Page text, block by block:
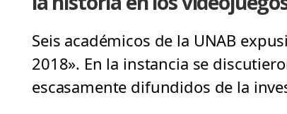
Seis académicos de la UNAB
2018». En la instancia se
escasamente difundidos de la